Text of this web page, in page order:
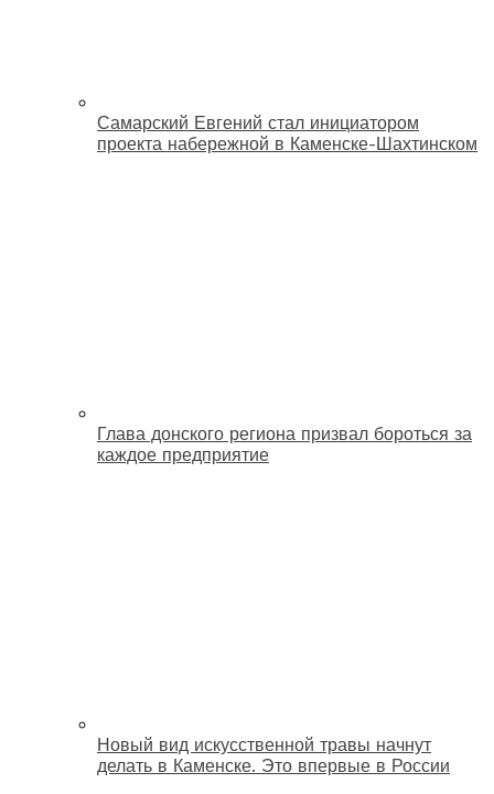
Самарский Евгений стал инициатором
проекта набережной в Каменске-Шахтинском
Глава донского региона призвал бороться за
каждое предприятие
Новый вид искусственной травы начнут
делать в Каменске. Это впервые в России